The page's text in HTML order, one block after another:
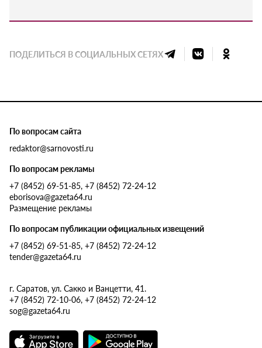
ПОДЕЛИТЬСЯ В СОЦИАЛЬНЫХ СЕТЯХ
По вопросам сайта
redaktor@sarnovosti.ru
По вопросам рекламы
+7 (8452) 69-51-85, +7 (8452) 72-24-12
eborisova@gazeta64.ru
Размещение рекламы
По вопросам публикации официальных извещений
+7 (8452) 69-51-85, +7 (8452) 72-24-12
tender@gazeta64.ru
г. Саратов, ул. Сакко и Ванцетти, 41.
+7 (8452) 72-10-06, +7 (8452) 72-24-12
sog@gazeta64.ru